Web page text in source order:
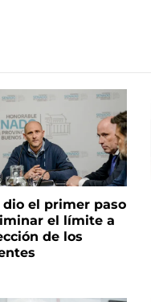
el primer paso
el límite a
de los